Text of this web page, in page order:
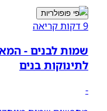
לפי פופולריות
9 דקות קריאה
שמות לבנים -
לתינוקות בנים
-